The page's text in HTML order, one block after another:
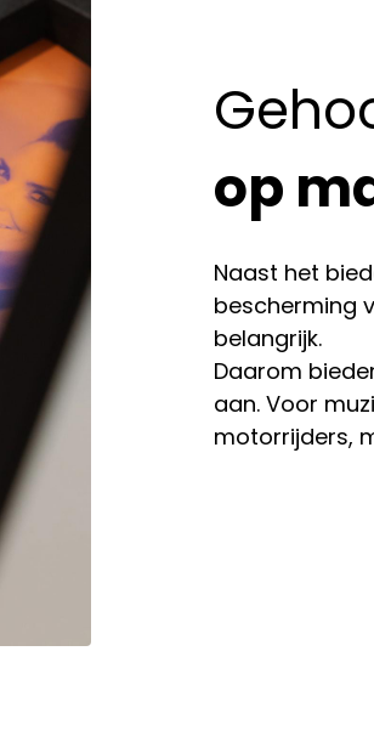
op
Naast het
bescherming
belangrijk.
Daarom
aan. Voor
motorrijders,